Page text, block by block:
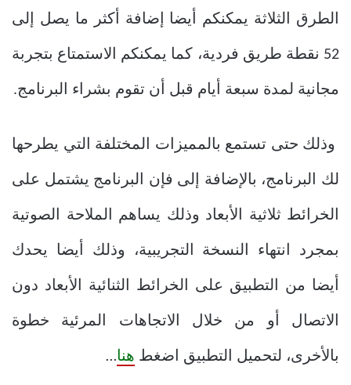
الطرق الثلاثة يمكنكم أيضا إضافة أكثر ما يصل إلى
52 نقطة طريق فردية، كما يمكنكم الاستمتاع بتجربة
مجانية لمدة سبعة أيام قبل أن تقوم بشراء البرنامج.
وذلك حتى تستمع بالمميزات المختلفة التي يطرحها
لك البرنامج، بالإضافة إلى فإن البرنامج يشتمل على
الخرائط ثلاثية الأبعاد وذلك يساهم الملاحة الصوتية
بمجرد انتهاء النسخة التجريبية، وذلك أيضا يحدك
أيضا من التطبيق على الخرائط الثنائية الأبعاد دون
الاتصال أو من خلال الاتجاهات المرئية خطوة
بالأخرى، لتحميل التطبيق اضغط هنا…